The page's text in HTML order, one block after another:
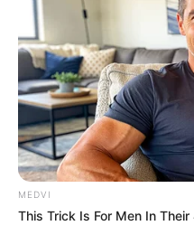
ดวงรายวัน 5 กันยายน 2565
5 ก.ย. 2022
MEDVI
This Trick Is For Men In